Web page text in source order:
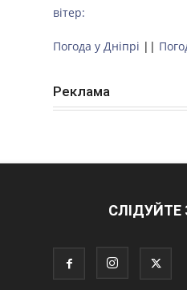
вітер:
Погода у Дніпрі ||
Реклама